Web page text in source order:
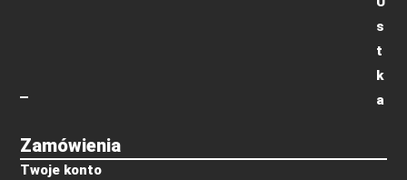
Zamówienia
Twoje konto
s
t
k
a